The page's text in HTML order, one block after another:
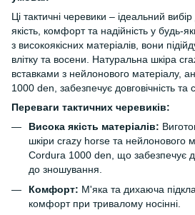
Ці тактичні черевики – ідеальний
якість, комфорт та надійність у будь-
з високоякісних матеріалів, вони
влітку та восени. Натуральна шкіра
вставками з нейлонового матеріалу,
1000 den, забезпечує довговічність та
Переваги тактичних черевиків:
Висока якість матеріалів:
шкіри crazy horse та нейлонового
Cordura 1000 den, що забезпечує
до зношування.
Комфорт: М'яка та дихаюча
комфорт при тривалому носінні.